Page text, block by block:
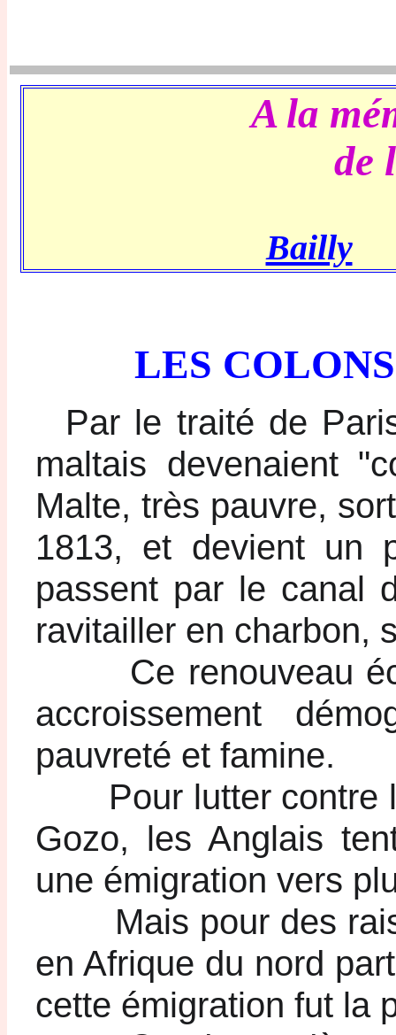
A la
de
Bailly
LES
Par le traité de
maltais devenaient
Malte, très pauvre,
1813, et devient un
passent par le canal
ravitailler en charbon,
Ce renouveau
accroissement
pauvreté et famine.
Pour lutter contre
Gozo, les Anglais
une émigration vers
Mais pour des
en Afrique du nord
cette émigration fut la